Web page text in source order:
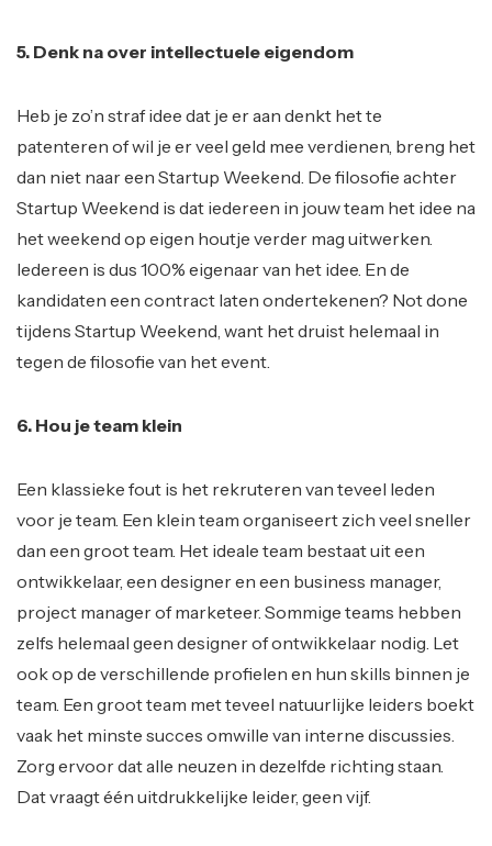
5. Denk na over intellectuele eigendom
Heb je zo’n straf idee dat je er aan denkt het te
patenteren of wil je er veel geld mee verdienen, breng het
dan niet naar een Startup Weekend. De filosofie achter
Startup Weekend is dat iedereen in jouw team het idee na
het weekend op eigen houtje verder mag uitwerken.
Iedereen is dus 100% eigenaar van het idee. En de
kandidaten een contract laten ondertekenen? Not done
tijdens Startup Weekend, want het druist helemaal in
tegen de filosofie van het event.
6. Hou je team klein
Een klassieke fout is het rekruteren van teveel leden
voor je team. Een klein team organiseert zich veel sneller
dan een groot team. Het ideale team bestaat uit een
ontwikkelaar, een designer en een business manager,
project manager of marketeer. Sommige teams hebben
zelfs helemaal geen designer of ontwikkelaar nodig. Let
ook op de verschillende profielen en hun skills binnen je
team. Een groot team met teveel natuurlijke leiders boekt
vaak het minste succes omwille van interne discussies.
Zorg ervoor dat alle neuzen in dezelfde richting staan.
Dat vraagt één uitdrukkelijke leider, geen vijf.